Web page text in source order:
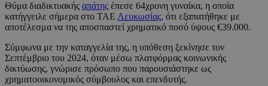
Θύμα διαδικτυακής απάτης έπεσε 64χρονη γυναίκα, η οποία
κατήγγειλε σήμερα στο ΤΑΕ Λευκωσίας, ότι εξαπατήθηκε με
αποτέλεσμα να της αποσπαστεί χρηματικό ποσό ύψους €39.000.
Σύμφωνα με την καταγγελία της, η υπόθεση ξεκίνησε τον
Σεπτέμβριο του 2024, όταν μέσω πλατφόρμας κοινωνικής
δικτύωσης, γνώρισε πρόσωπο που παρουσιάστηκε ως
χρηματοοικονομικός σύμβουλος και επενδυτής.